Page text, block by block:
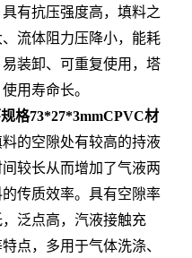
有抗压强度高，填料之
流体阻力压降小，能耗
装卸、可重复使用，塔
用寿命长。
格73*27*3mmCPVC材
的空隙处有较高的持液
较长从而增加了气液两
传质效率。具有空隙率
泛点高，汽液接触充
点，多用于气体洗涤、